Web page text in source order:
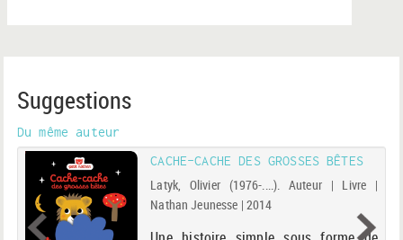
Suggestions
Du même auteur
CACHE-CACHE DES GROSSES BÊTES
Latyk, Olivier (1976-....). Auteur | Livre |
Nathan Jeunesse | 2014